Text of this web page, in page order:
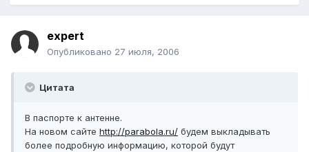
expert
Опубликовано 27 июля, 2006
Цитата
В паспорте к антенне.
На новом сайте http://parabola.ru/ будем выкладывать
более подробную информацию, которой будут